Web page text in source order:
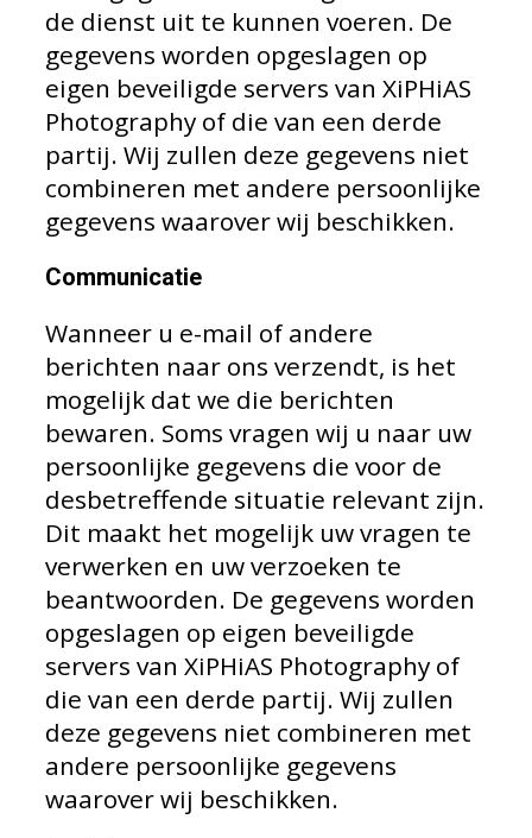
de dienst uit te kunnen voeren. De
gegevens worden opgeslagen op
eigen beveiligde servers van XiPHiAS
Photography of die van een derde
partij. Wij zullen deze gegevens niet
combineren met andere persoonlijke
gegevens waarover wij beschikken.
Communicatie
Wanneer u e-mail of andere
berichten naar ons verzendt, is het
mogelijk dat we die berichten
bewaren. Soms vragen wij u naar uw
persoonlijke gegevens die voor de
desbetreffende situatie relevant zijn.
Dit maakt het mogelijk uw vragen te
verwerken en uw verzoeken te
beantwoorden. De gegevens worden
opgeslagen op eigen beveiligde
servers van XiPHiAS Photography of
die van een derde partij. Wij zullen
deze gegevens niet combineren met
andere persoonlijke gegevens
waarover wij beschikken.